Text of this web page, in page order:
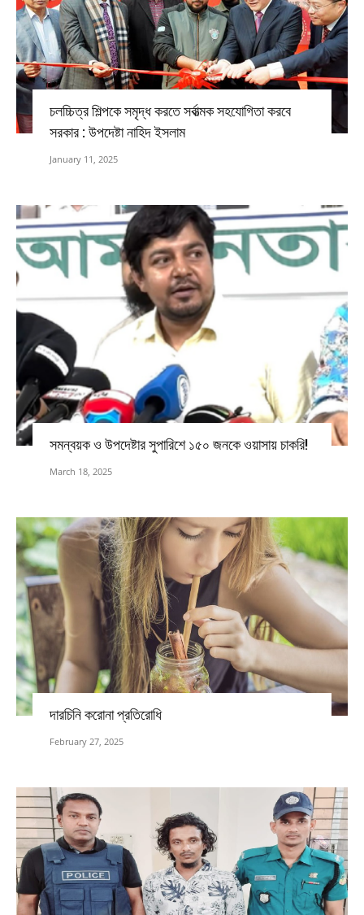
চলচ্চিত্র শিল্পকে সমৃদ্ধ করতে সর্বাত্মক সহযোগিতা করবে
সরকার : উপদেষ্টা নাহিদ ইসলাম
January 11, 2025
সমন্বয়ক ও উপদেষ্টার সুপারিশে ১৫০ জনকে ওয়াসায় চাকরি!
March 18, 2025
দারচিনি করোনা প্রতিরোধি
February 27, 2025